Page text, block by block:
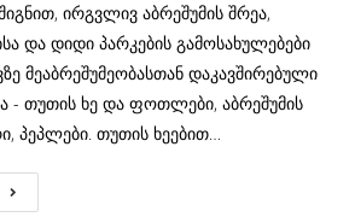
ირგვლივ აბრეშუმის შრეა,
და დიდი პარკების გამოსახულებები
მეაბრეშუმეობასთან დაკავშირებული
- თუთის ხე და ფოთლები, აბრეშუმის
პეპლები. თუთის ხეებით…